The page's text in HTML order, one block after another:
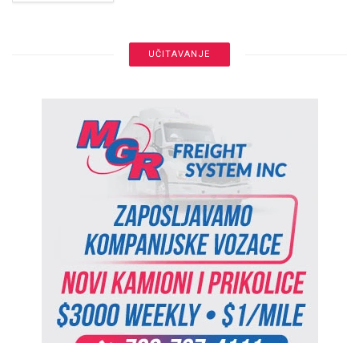
UČITAVANJE